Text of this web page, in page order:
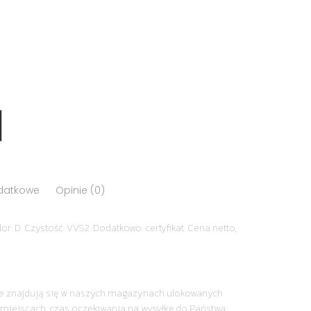
Opinie (0)
D. Czystość: VVS2. Dodatkowo: certyfikat. Cena netto,
znajdują się w naszych magazynach ulokowanych